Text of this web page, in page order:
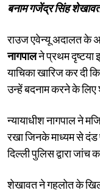
बनाम गजेंद्र सिंह
राउज एवेन्यू अदालत के
नागपालने प्रथम दृष्टया
याचिका खारिज कर दी
उन्हें बदनाम करने के
न्यायाधीश नागपाल ने
रखा जिनके माध्यम से दंड
दिल्ली पुलिस द्वारा
शेखावत ने गहलोत के